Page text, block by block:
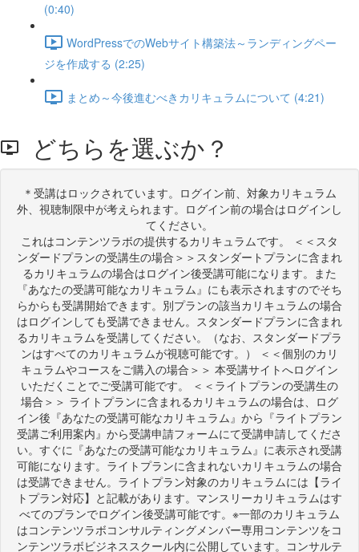
(0:40)
WordPressでのWebサイト構築法～ランディングペー
ジを作成する (2:25)
まとめ～今後進むべきカリキュラムについて (4:21)
どちらを選ぶか？
＊受講はロックされています。ログイン前、対象カリキュラム
外、視聴制限中が考えられます。ログイン前の場合はログインし
てください。
これはコンテンツラボの提供するカリキュラムです。 ＜＜スタ
ンダードプランの受講生の場合＞＞スタンダートプランに含まれ
るカリキュラムの場合はログイン後受講可能になります。また
『あなたの受講可能なカリキュラム』にも表示されますのでそち
らからも受講開始できます。別プランの該当カリキュラムの場合
はログインしても受講できません。スタンダードプランに含まれ
るカリキュラムを受講してください。（なお、スタンダードプラ
ンはすべてのカリキュラムが視聴可能です。） ＜＜個別のカリ
キュラムやコースをご購入の場合＞＞ 本受講サイトへログイン
いただくことでご受講可能です。 ＜＜ライトプランの受講生の
場合＞＞ ライトプランに含まれるカリキュラムの場合は、ログ
イン後『あなたの受講可能なカリキュラム』から『ライトプラン
受講ご利用案内』から受講申請フォームにて受講申請してくださ
い。すぐに『あなたの受講可能なカリキュラム』に表示され受講
可能になります。ライトプランに含まれないカリキュラムの場合
は受講できません。ライトプラン対象のカリキュラムには【ライ
トプラン対応】と記載があります。マンスリーカリキュラムはす
べてのプランでログイン後受講可能です。※一部のカリキュラム
はコンテンツラボコンサルティングメンバー専用コンテンツをコ
ンテンツラボビジネススクール内に公開しています。コンサルテ